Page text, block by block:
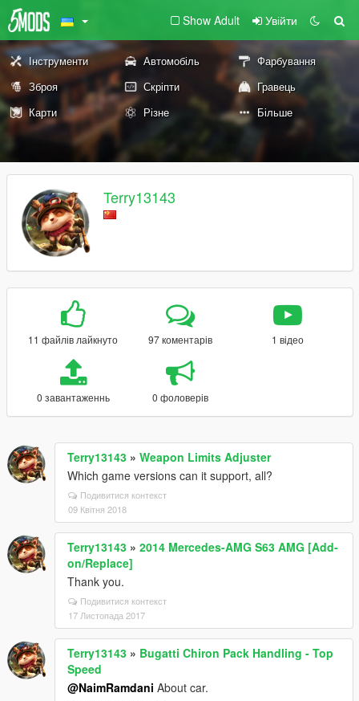
Show Adult Увійти
Інструменти Автомобіль
Фарбування
Зброя
Скріпти
Гравець
Карти
Різне Більше
Terry13143
11 файлів лайкнуто 97 коментарів 1 відео
0 завантаженнь 0 фоловерів
Terry13143 » Weapon Limits Adjuster
Which game versions can it support, all?
Подивитися контекст
09 Квітня 2018
Terry13143 » 2014 Mercedes-AMG S63 AMG [Add-
on/Replace]
Thank you.
Подивитися контекст
17 Листопада 2017
Terry13143 » Bugatti Chiron Pack Handling - Top
Speed
@NaimRamdani About car.